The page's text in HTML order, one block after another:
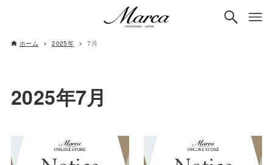
ホーム 2025年 7月
2025年7月